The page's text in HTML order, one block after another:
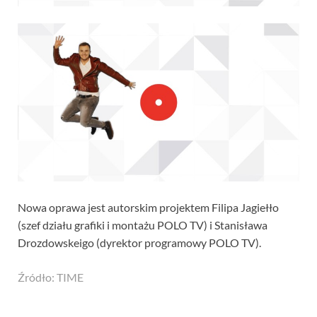
Nowa oprawa jest autorskim projektem Filipa Jagiełło
(szef działu grafiki i montażu POLO TV) i Stanisława
Drozdowskeigo (dyrektor programowy POLO TV).
Źródło: TIME